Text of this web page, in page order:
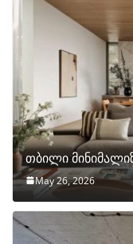
თბილი
May 26, 2026